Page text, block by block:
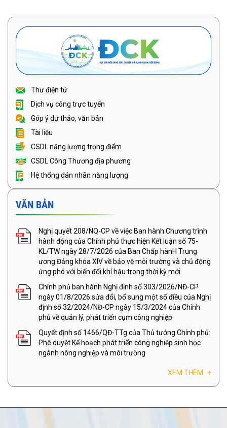
Thư điện tử
Dịch vụ công trực tuyến
Góp ý dự thảo, văn bản
Tài liệu
CSDL năng lượng trọng điểm
CSDL Công Thương địa phương
Hệ thống dán nhãn năng lượng
VĂN BẢN
Nghị quyết 208/NQ-CP về việc Ban hành Chương trình
hành động của Chính phủ thực hiện Kết luận số 75-
KL/TW ngày 28/7/2026 của Ban Chấp hànH Trung
ương Đảng khóa XIV về bảo vệ môi trường và chủ động
ứng phó với biến đổi khí hậu trong thời kỳ mới
Chính phủ ban hành Nghị định số 303/2026/NĐ-CP
ngày 01/8/2026 sửa đổi, bổ sung một số điều của Nghị
định số 32/2024/NĐ-CP ngày 15/3/2024 của Chính
phủ về quản lý, phát triển cụm công nghiệp
Quyết định số 1466/QĐ-TTg của Thủ tướng Chính phủ:
Phê duyệt Kế hoạch phát triển công nghiệp sinh học
ngành nông nghiệp và môi trường
XEM THÊM +